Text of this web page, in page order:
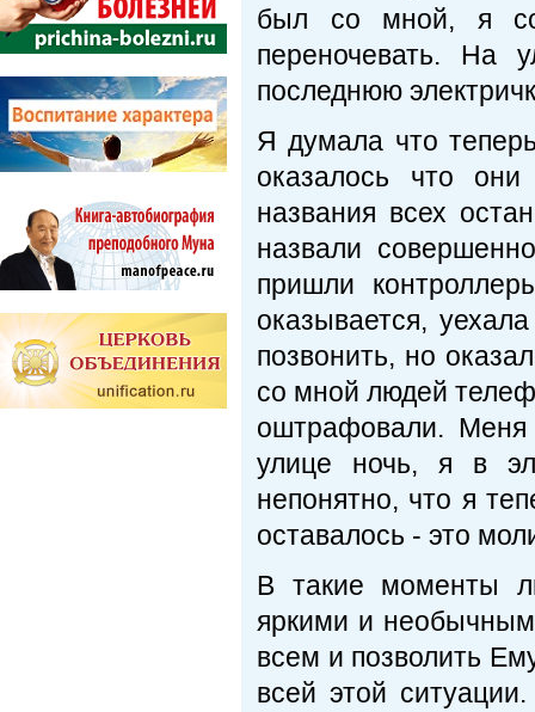
был со мной, я со
переночевать. На
последнюю
Я думала что
оказалось что
названия всех
назвали
пришли
оказывается,
позвонить, но
со мной людей
оштрафовали. Меня
улице ночь, я в
непонятно, что я
оставалось - это
В такие моменты
яркими и
всем и позволить
всей этой